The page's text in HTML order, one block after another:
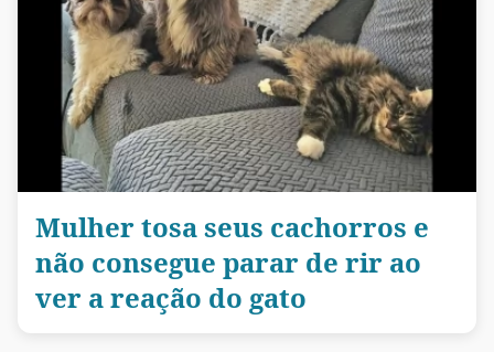
Mulher tosa seus cachorros e
não consegue parar de rir ao
ver a reação do gato